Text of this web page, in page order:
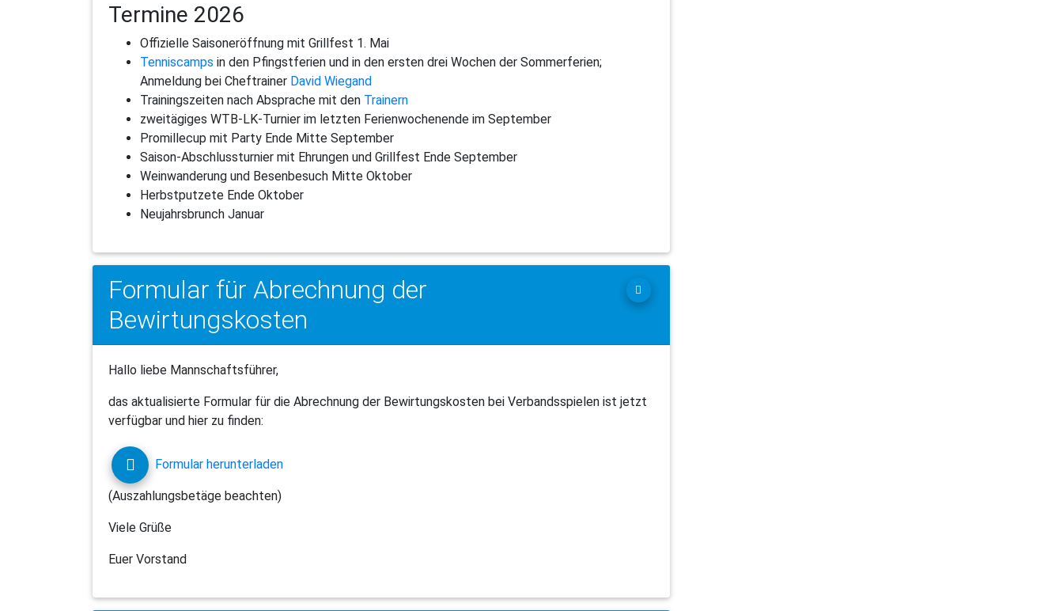
Termine 2026
Offizielle Saisoneröffnung mit Grillfest 1. Mai
Tenniscamps in den Pfingstferien und in den ersten drei Wochen der Sommerferien;
Anmeldung bei Cheftrainer David Wiegand
Trainingszeiten nach Absprache mit den Trainern
zweitägiges WTB-LK-Turnier im letzten Ferienwochenende im September
Promillecup mit Party Ende Mitte September
Saison-Abschlussturnier mit Ehrungen und Grillfest Ende September
Weinwanderung und Besenbesuch Mitte Oktober
Herbstputzete Ende Oktober
Neujahrsbrunch Januar
Formular für Abrechnung der
Bewirtungskosten
Hallo liebe Mannschaftsführer,
das aktualisierte Formular für die Abrechnung der Bewirtungskosten bei Verbandsspielen ist jetzt
verfügbar und hier zu finden:
Formular herunterladen
(Auszahlungsbetäge beachten)
Viele Grüße
Euer Vorstand